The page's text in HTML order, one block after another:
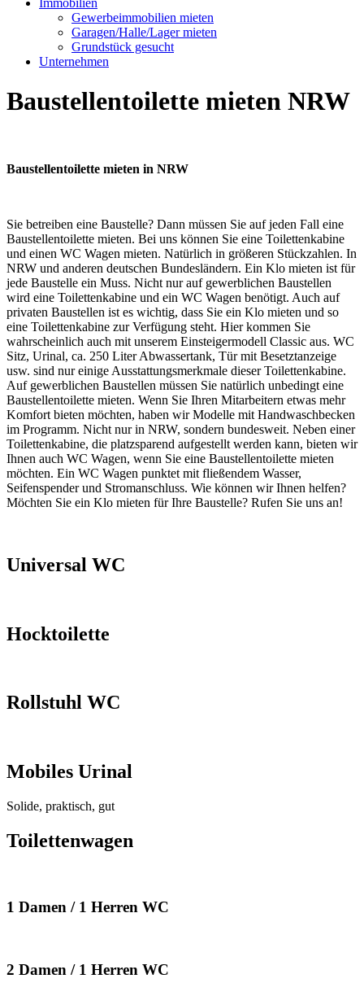
Immobilien
Gewerbeimmobilien mieten
Garagen/Halle/Lager mieten
Grundstück gesucht
Unternehmen
Baustellentoilette mieten NRW
Baustellentoilette mieten in NRW
Sie betreiben eine Baustelle? Dann müssen Sie auf jeden Fall eine
Baustellentoilette mieten. Bei uns können Sie eine Toilettenkabine
und einen WC Wagen mieten. Natürlich in größeren Stückzahlen. In
NRW und anderen deutschen Bundesländern. Ein Klo mieten ist für
jede Baustelle ein Muss. Nicht nur auf gewerblichen Baustellen
wird eine Toilettenkabine und ein WC Wagen benötigt. Auch auf
privaten Baustellen ist es wichtig, dass Sie ein Klo mieten und so
eine Toilettenkabine zur Verfügung steht. Hier kommen Sie
wahrscheinlich auch mit unserem Einsteigermodell Classic aus. WC
Sitz, Urinal, ca. 250 Liter Abwassertank, Tür mit Besetztanzeige
usw. sind nur einige Ausstattungsmerkmale dieser Toilettenkabine.
Auf gewerblichen Baustellen müssen Sie natürlich unbedingt eine
Baustellentoilette mieten. Wenn Sie Ihren Mitarbeitern etwas mehr
Komfort bieten möchten, haben wir Modelle mit Handwaschbecken
im Programm. Nicht nur in NRW, sondern bundesweit. Neben einer
Toilettenkabine, die platzsparend aufgestellt werden kann, bieten wir
Ihnen auch WC Wagen, wenn Sie eine Baustellentoilette mieten
möchten. Ein WC Wagen punktet mit fließendem Wasser,
Seifenspender und Stromanschluss. Wie können wir Ihnen helfen?
Möchten Sie ein Klo mieten für Ihre Baustelle? Rufen Sie uns an!
Universal WC
Hocktoilette
Rollstuhl WC
Mobiles Urinal
Solide, praktisch, gut
Toilettenwagen
1 Damen / 1 Herren WC
2 Damen / 1 Herren WC